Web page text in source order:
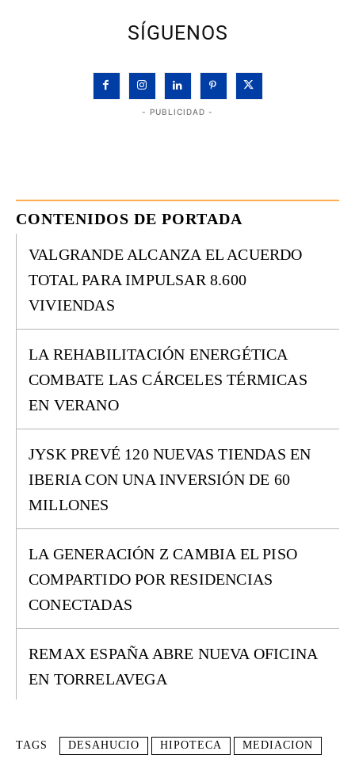
SÍGUENOS
- PUBLICIDAD -
CONTENIDOS DE PORTADA
VALGRANDE ALCANZA EL ACUERDO
TOTAL PARA IMPULSAR 8.600
VIVIENDAS
LA REHABILITACIÓN ENERGÉTICA
COMBATE LAS CÁRCELES TÉRMICAS
EN VERANO
JYSK PREVÉ 120 NUEVAS TIENDAS EN
IBERIA CON UNA INVERSIÓN DE 60
MILLONES
LA GENERACIÓN Z CAMBIA EL PISO
COMPARTIDO POR RESIDENCIAS
CONECTADAS
REMAX ESPAÑA ABRE NUEVA OFICINA
EN TORRELAVEGA
TAGS DESAHUCIO HIPOTECA MEDIACION